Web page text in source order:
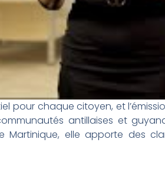
pour chaque citoyen, et
antillaises et
elle apporte des